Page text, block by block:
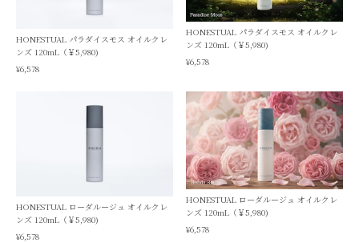
HONESTUAL パラダイスモス オイルクレ
ンズ 120mL（￥5,980)
¥6,578
HONESTUAL パラダイスモス オイルクレ
ンズ 120mL（￥5,980)
¥6,578
HONESTUAL ローダルージュ オイルクレ
ンズ 120mL（￥5,980)
¥6,578
HONESTUAL ローダルージュ オイルクレ
ンズ 120mL（￥5,980)
¥6,578